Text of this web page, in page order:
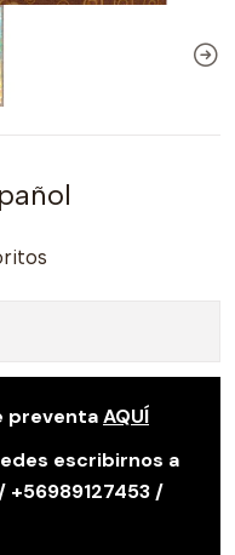
preventaAQUÍ
escribirnos a
/